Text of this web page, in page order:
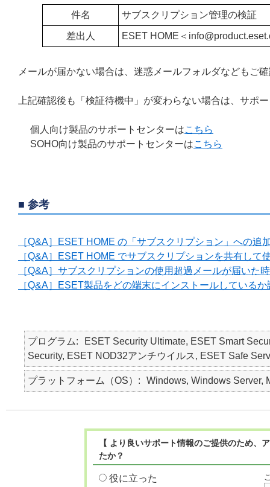
件名 サブスクリプション管理の検証
差出人 ESET HOME＜ info@
メールが届かない場合は、迷惑メールフォルダなどもご
上記確認後も「検証待機中」が変わらない場合は、サポ
個人向け製品のサポートセンターはこちら
SOHO向け製品のサポートセンターはこちら
■ 参考
［Q&A］ESET HOME の「サブスクリプション」への追
［Q&A］ESET HOME でサブスクリプションを共有して
［Q&A］サブスクリプションの使用超過メールが届いた
［Q&A］ESET製品をどの端末にインストールしている
プログラム
ESET Security Ultimate, ESET Smart
Security, ESET NOD32アンチウイルス, ESET Safe
プラットフォーム（OS） Windows, Windows Server,
【 より良いサポート情報のご提供のため
たか？
役に立った